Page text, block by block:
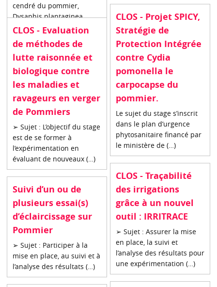
cendré du pommier,
Dysaphis plantaginea,
constitue l’un des
CLOS - Projet SPICY,
Stratégie de
Protection Intégrée
contre Cydia
pomonella le
carpocapse du
pommier.
Le sujet du stage s’inscrit
dans le plan d’urgence
phytosanitaire financé par
le ministère de (…)
CLOS - Evaluation
de méthodes de
lutte raisonnée et
biologique contre
les maladies et
ravageurs en verger
de Pommiers
➢ Sujet : L’objectif du stage
est de se former à
l’expérimentation en
évaluant de nouveaux (…)
CLOS - Traçabilité
des irrigations
grâce à un nouvel
outil : IRRITRACE
➢ Sujet : Assurer la mise
en place, la suivi et
l’analyse des résultats pour
une expérimentation (…)
Suivi d’un ou de
plusieurs essai(s)
d’éclaircissage sur
Pommier
➢ Sujet : Participer à la
mise en place, au suivi et à
l’analyse des résultats (…)